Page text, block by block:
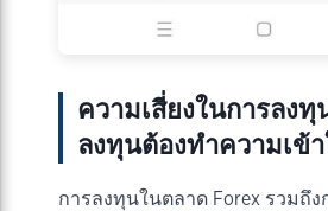
ความเสี่ยงในการลง
ลงทุนต้องทำความเข้า
การลงทุนในตลาด Forex รวมถึง